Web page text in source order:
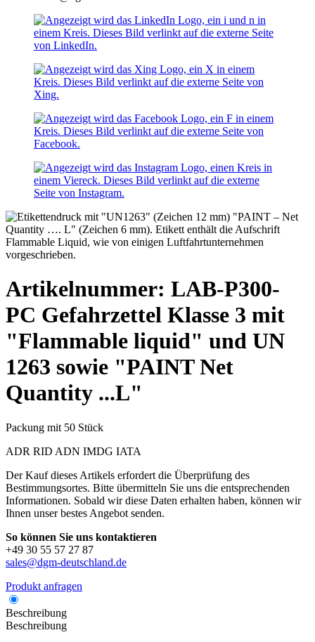
Artikelnummer: LAB-P300-
PC Gefahrzettel Klasse 3 mit
"Flammable liquid" und UN
1263 sowie "PAINT Net
Quantity ...L"
Packung mit 50 Stück
ADR RID ADN IMDG IATA
Der Kauf dieses Artikels erfordert die Überprüfung des
Bestimmungsortes. Bitte übermitteln Sie uns die entsprechenden
Informationen. Sobald wir diese Daten erhalten haben, können wir
Ihnen unser bestes Angebot senden.
So können Sie uns kontaktieren
+49 30 55 57 27 87
sales@dgm-deutschland.de
Produkt anfragen
Beschreibung
Beschreibung